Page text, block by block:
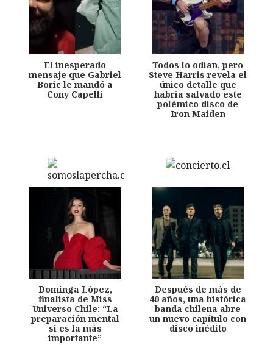
El inesperado
mensaje que Gabriel
Boric le mandó a
Cony Capelli
Todos lo odian, pero
Steve Harris revela el
único detalle que
habría salvado este
polémico disco de
Iron Maiden
Dominga López,
finalista de Miss
Universo Chile: “La
preparación mental
sí es la más
importante”
Después de más de
40 años, una histórica
banda chilena abre
un nuevo capítulo con
disco inédito